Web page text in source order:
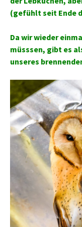
(gefühlt seit Ende
Da wir wieder
müsssen, gibt es
unseres